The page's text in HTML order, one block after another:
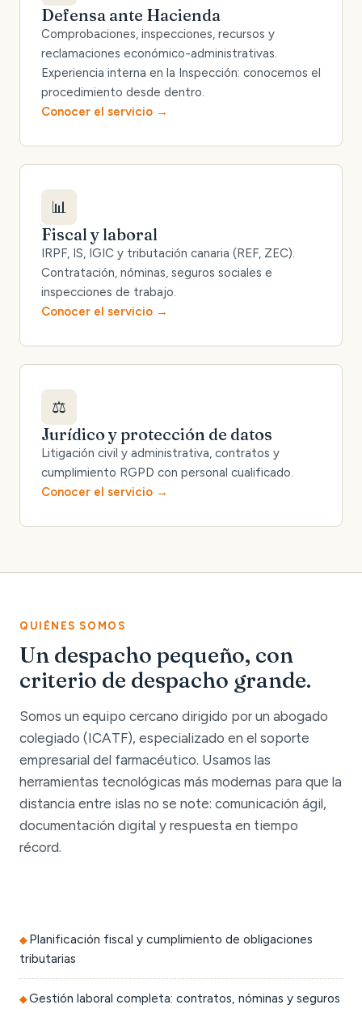
Defensa ante Hacienda
Comprobaciones, inspecciones, recursos y
reclamaciones económico-administrativas.
Experiencia interna en la Inspección: conocemos el
procedimiento desde dentro.
Conocer el servicio
📊
Fiscal y laboral
IRPF, IS, IGIC y tributación canaria (REF, ZEC).
Contratación, nóminas, seguros sociales e
inspecciones de trabajo.
Conocer el servicio
⚖️
Jurídico y protección de datos
Litigación civil y administrativa, contratos y
cumplimiento RGPD con personal cualificado.
Conocer el servicio
QUIÉNES SOMOS
Un despacho pequeño, con
criterio de despacho grande.
Somos un equipo cercano dirigido por un abogado
colegiado (ICATF), especializado en el soporte
empresarial del farmacéutico. Usamos las
herramientas tecnológicas más modernas para que la
distancia entre islas no se note: comunicación ágil,
documentación digital y respuesta en tiempo
récord.
Planificación fiscal y cumplimiento de obligaciones
tributarias
Gestión laboral completa: contratos, nóminas y seguros